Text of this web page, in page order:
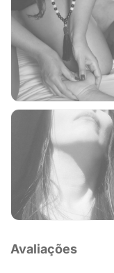
Avaliações